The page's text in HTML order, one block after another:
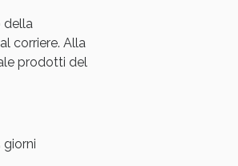
della
corriere. Alla
prodotti del